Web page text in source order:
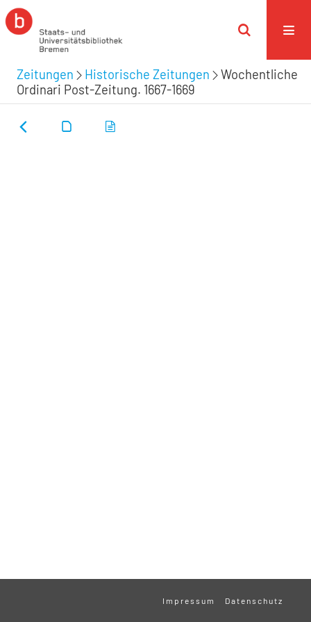
Zeitungen Historische Zeitungen
Wochentliche
Ordinari Post-Zeitung. 1667-1669
Impressum Datenschutz